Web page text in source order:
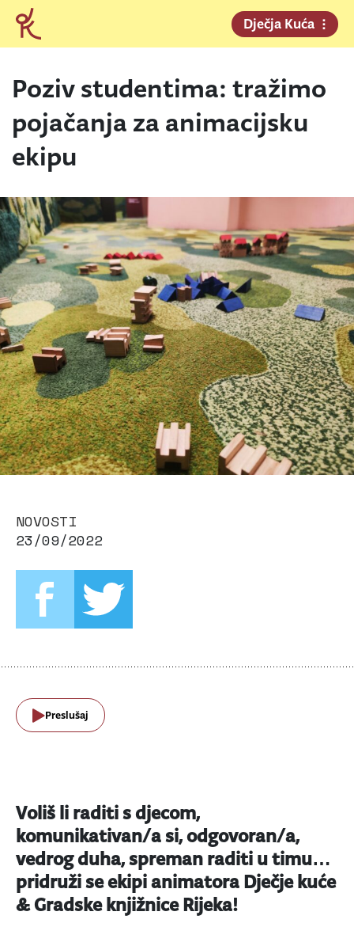
Dječja Kuća
Poziv studentima: tražimo
pojačanja za animacijsku
ekipu
NOVOSTI
23/09/2022
Preslušaj
Voliš li raditi s djecom,
komunikativan/a si, odgovoran/a,
vedrog duha, spreman raditi u timu…
pridruži se ekipi animatora Dječje kuće
& Gradske knjižnice Rijeka!